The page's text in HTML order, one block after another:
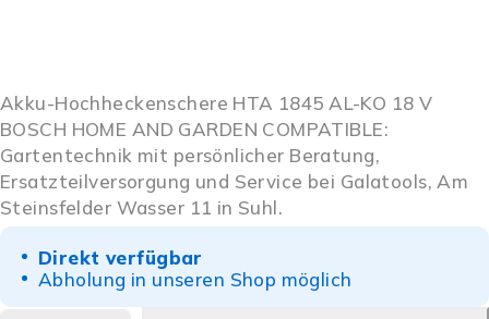
Akku-Hochheckenschere HTA 1845 AL-KO 18 V
BOSCH HOME AND GARDEN COMPATIBLE:
Gartentechnik mit persönlicher Beratung,
Ersatzteilversorgung und Service bei Galatools, Am
Steinsfelder Wasser 11 in Suhl.
Direkt verfügbar
Abholung in unseren Shop möglich